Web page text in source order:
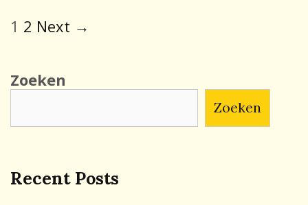
Post
1 2 Next →
Zoeken
Zoeken
Recent Posts